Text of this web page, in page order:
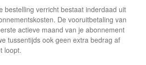
bestelling verricht bestaat inderdaad uit
De vooruitbetaling van
actieve maand van je abonnement
tussentijds ook geen extra bedrag af
loopt.